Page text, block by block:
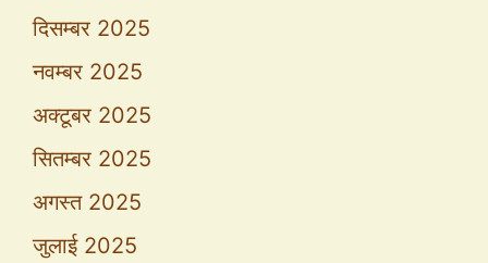
दिसम्बर 2025
नवम्बर 2025
अक्टूबर 2025
सितम्बर 2025
अगस्त 2025
जुलाई 2025